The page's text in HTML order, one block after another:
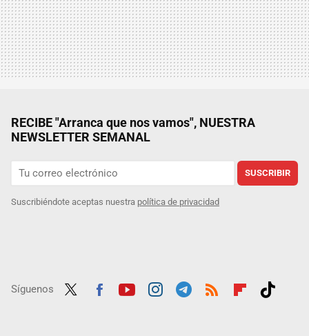
RECIBE "Arranca que nos vamos", NUESTRA
NEWSLETTER SEMANAL
SUSCRIBIR
Suscribiéndote aceptas nuestra política de privacidad
Síguenos